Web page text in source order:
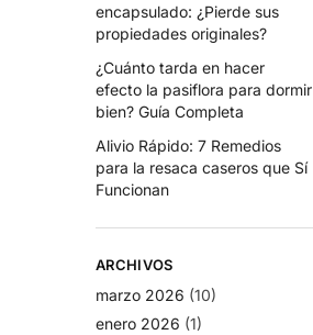
encapsulado: ¿Pierde sus
propiedades originales?
¿Cuánto tarda en hacer
efecto la pasiflora para dormir
bien? Guía Completa
Alivio Rápido: 7 Remedios
para la resaca caseros que Sí
Funcionan
ARCHIVOS
marzo 2026 (10)
enero 2026 (1)